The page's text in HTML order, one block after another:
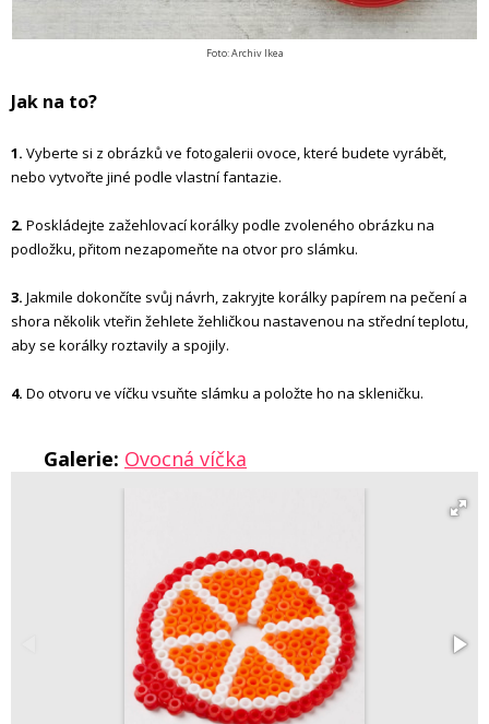
Foto: Archiv Ikea
Jak na to?
1. Vyberte si z obrázků ve fotogalerii ovoce, které budete vyrábět,
nebo vytvořte jiné podle vlastní fantazie.
2. Poskládejte zažehlovací korálky podle zvoleného obrázku na
podložku, přitom nezapomeňte na otvor pro slámku.
3. Jakmile dokončíte svůj návrh, zakryjte korálky papírem na pečení a
shora několik vteřin žehlete žehličkou nastavenou na střední teplotu,
aby se korálky roztavily a spojily.
4. Do otvoru ve víčku vsuňte slámku a položte ho na skleničku.
Galerie: Ovocná víčka